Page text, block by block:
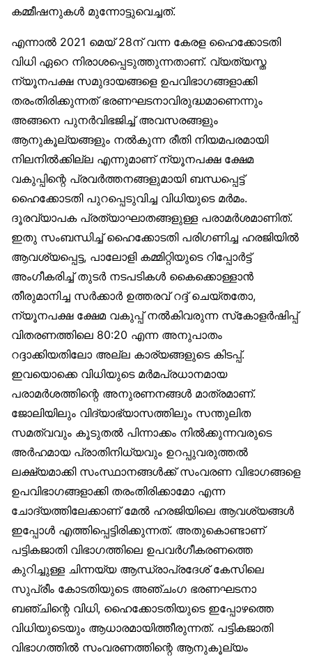
കമ്മീഷനുകൾ മുന്നോട്ടുവെച്ചത്.
എന്നാൽ 2021 മെയ് 28ന് വന്ന കേരള ഹൈക്കോടതി
വിധി ഏറെ നിരാശപ്പെടുത്തുന്നതാണ്. വ്യത്യസ്ത
ന്യൂനപക്ഷ സമുദായങ്ങളെ ഉപവിഭാഗങ്ങളാക്കി
തരംതിരിക്കുന്നത് ഭരണഘടനാവിരുദ്ധമാണെന്നും
അങ്ങനെ പുനർവിഭജിച്ച് അവസരങ്ങളും
ആനുകൂല്യങ്ങളും നൽകുന്ന രീതി നിയമപരമായി
നിലനിൽക്കില്ല എന്നുമാണ് ന്യൂനപക്ഷ ക്ഷേമ
വകുപ്പിന്റെ പ്രവർത്തനങ്ങളുമായി ബന്ധപ്പെട്ട്
ഹൈക്കോടതി പുറപ്പെടുവിച്ച വിധിയുടെ മർമം.
ദൂരവ്യാപക പ്രത്യാഘാതങ്ങളുള്ള പരാമർശമാണിത്.
ഇതു സംബന്ധിച്ച് ഹൈക്കോടതി പരിഗണിച്ച ഹരജിയിൽ
ആവശ്യപ്പെട്ട, പാലോളി കമ്മിറ്റിയുടെ റിപ്പോർട്ട്
അംഗീകരിച്ച് തുടർ നടപടികൾ കൈക്കൊള്ളാൻ
തീരുമാനിച്ച സർക്കാർ ഉത്തരവ് റദ്ദ് ചെയ്തതോ,
ന്യൂനപക്ഷ ക്ഷേമ വകുപ്പ് നൽകിവരുന്ന സ്‌കോളർഷിപ്പ്
വിതരണത്തിലെ 80:20 എന്ന അനുപാതം
റദ്ദാക്കിയതിലോ അല്ല കാര്യങ്ങളുടെ കിടപ്പ്.
ഇവയൊക്കെ വിധിയുടെ മർമപ്രധാനമായ
പരാമർശത്തിന്റെ അനുരണനങ്ങൾ മാത്രമാണ്.
ജോലിയിലും വിദ്യാഭ്യാസത്തിലും സന്തുലിത
സമത്വവും കൂടുതൽ പിന്നാക്കം നിൽക്കുന്നവരുടെ
അർഹമായ പ്രാതിനിധ്യവും ഉറപ്പുവരുത്തൽ
ലക്ഷ്യമാക്കി സംസ്ഥാനങ്ങൾക്ക് സംവരണ വിഭാഗങ്ങളെ
ഉപവിഭാഗങ്ങളാക്കി തരംതിരിക്കാമോ എന്ന
ചോദ്യത്തിലേക്കാണ് മേൽ ഹരജിയിലെ ആവശ്യങ്ങൾ
ഇപ്പോൾ എത്തിപ്പെട്ടിരിക്കുന്നത്. അതുകൊണ്ടാണ്
പട്ടികജാതി വിഭാഗത്തിലെ ഉപവർഗീകരണത്തെ
കുറിച്ചുള്ള ചിന്നയ്യ ആന്ധ്രാപ്രദേശ് കേസിലെ
സുപ്രീം കോടതിയുടെ അഞ്ചംഗ ഭരണഘടനാ
ബഞ്ചിന്റെ വിധി, ഹൈക്കോടതിയുടെ ഇപ്പോഴത്തെ
വിധിയുടെയും ആധാരമായിത്തീരുന്നത്. പട്ടികജാതി
വിഭാഗത്തിൽ സംവരണത്തിന്റെ ആനുകൂല്യം